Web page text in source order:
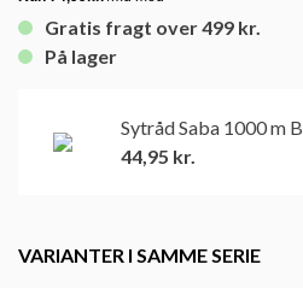
Gratis fragt over 499 kr.
På lager
Sytråd Saba 1000 m
44,95 kr.
VARIANTER I SAMME SERIE